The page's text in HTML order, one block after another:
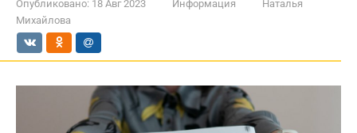
Опубликовано: 18 Авг 2023 Информация
Наталья
Михайлова